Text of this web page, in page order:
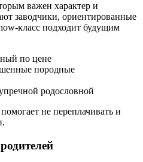
важен характер и
заводчики, ориентированные
класс подходит будущим
по цене
породные
родословной
не переплачивать и